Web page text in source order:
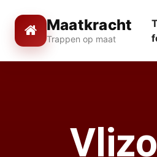
Maatkracht
Trappen op maat